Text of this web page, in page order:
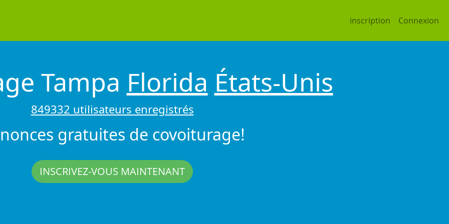
inscription Connexion
Tampa Florida États-Unis
849332 utilisateurs enregistrés
gratuites de covoiturage!
INSCRIVEZ-VOUS MAINTENANT